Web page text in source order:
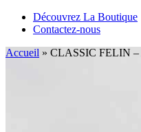
Découvrez La Boutique
Contactez-nous
Accueil » CLASSIC FELIN